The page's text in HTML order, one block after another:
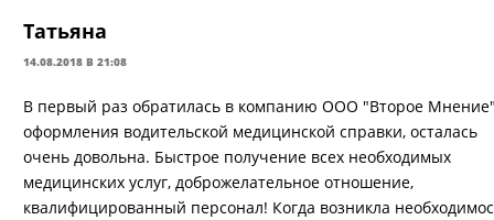
Татьяна
14.08.2018 В 21:08
В первый раз обратилась в компанию ООО "Второе
оформления водительской медицинской справки, осталась
очень довольна. Быстрое получение всех необходимых
медицинских услуг, доброжелательное отношение,
квалифицированный персонал! Когда возникла